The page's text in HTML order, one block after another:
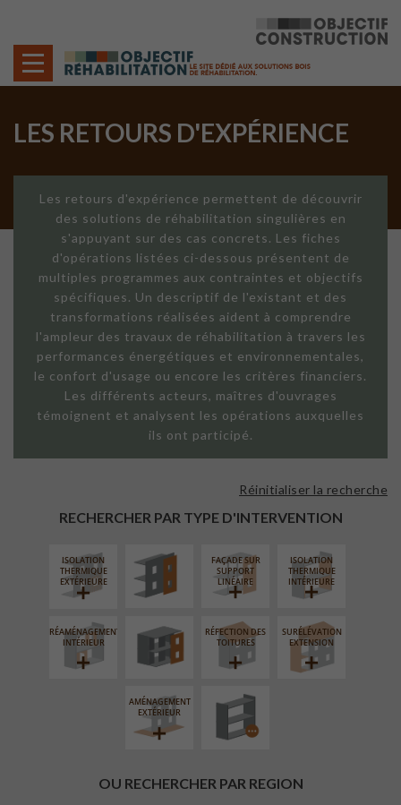
LES RETOURS D'EXPÉRIENCE
Les retours d'expérience permettent de découvrir
des solutions de réhabilitation singulières en
s'appuyant sur des cas concrets. Les fiches
d'opérations listées ci-dessous présentent de
multiples programmes aux contraintes et objectifs
spécifiques. Un descriptif de l'existant et des
transformations réalisées aident à comprendre
l'ampleur des travaux de réhabilitation à travers les
performances énergétiques et environnementales,
le confort d'usage ou encore les critères financiers.
Les différents acteurs, maîtres d'ouvrages
témoignent et analysent les opérations auxquelles
ils ont participé.
RECHERCHER PAR TYPE D'INTERVENTION
Réinitialiser la recherche
ISOLATION
THERMIQUE
EXTÉRIEURE
FAÇADE SUR
SUPPORT
LINÉAIRE
ISOLATION
THERMIQUE
INTÉRIEURE
RÉAMÉNAGEMENT
INTÉRIEUR
FERMETURE
LOGGIAS
RÉFECTION DES
TOITURES
SURÉLÉVATION
EXTENSION
AMÉNAGEMENT
EXTÉRIEUR
PROCÉDÉ
PARTICULIER
OU RECHERCHER PAR REGION